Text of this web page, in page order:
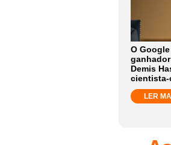
O
Demis
cientista-
LER